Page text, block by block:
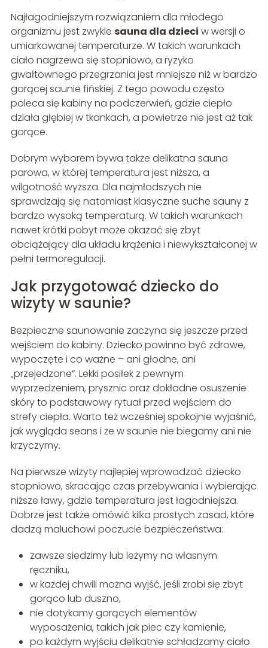
Najłagodniejszym rozwiązaniem dla młodego
organizmu jest zwykle sauna dla dzieci w wersji o
umiarkowanej temperaturze. W takich warunkach
ciało nagrzewa się stopniowo, a ryzyko
gwałtownego przegrzania jest mniejsze niż w bardzo
gorącej saunie fińskiej. Z tego powodu często
poleca się kabiny na podczerwień, gdzie ciepło
działa głębiej w tkankach, a powietrze nie jest aż tak
gorące.
Dobrym wyborem bywa także delikatna sauna
parowa, w której temperatura jest niższa, a
wilgotność wyższa. Dla najmłodszych nie
sprawdzają się natomiast klasyczne suche sauny z
bardzo wysoką temperaturą. W takich warunkach
nawet krótki pobyt może okazać się zbyt
obciążający dla układu krążenia i niewykształconej w
pełni termoregulacji.
Jak przygotować dziecko do
wizyty w saunie?
Bezpieczne saunowanie zaczyna się jeszcze przed
wejściem do kabiny. Dziecko powinno być zdrowe,
wypoczęte i co ważne – ani głodne, ani
„przejedzone”. Lekki posiłek z pewnym
wyprzedzeniem, prysznic oraz dokładne osuszenie
skóry to podstawowy rytuał przed wejściem do
strefy ciepła. Warto też wcześniej spokojnie wyjaśnić,
jak wygląda seans i że w saunie nie biegamy ani nie
krzyczymy.
Na pierwsze wizyty najlepiej wprowadzać dziecko
stopniowo, skracając czas przebywania i wybierając
niższe ławy, gdzie temperatura jest łagodniejsza.
Dobrze jest także omówić kilka prostych zasad, które
dadzą maluchowi poczucie bezpieczeństwa:
zawsze siedzimy lub leżymy na własnym
ręczniku,
w każdej chwili można wyjść, jeśli zrobi się zbyt
gorąco lub duszno,
nie dotykamy gorących elementów
wyposażenia, takich jak piec czy kamienie,
po każdym wyjściu delikatnie schładzamy ciało